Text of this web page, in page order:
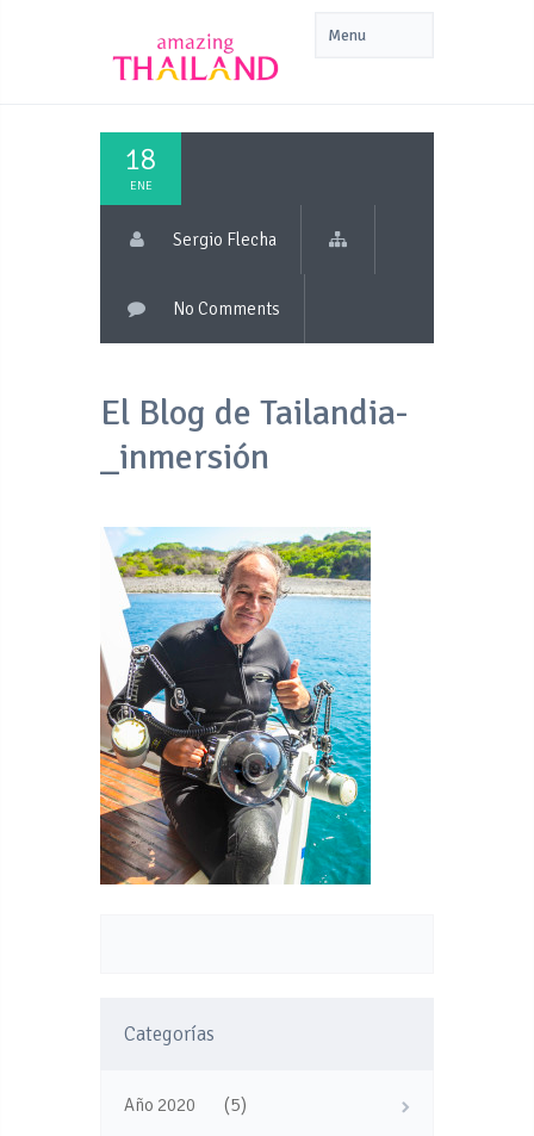
18
ENE
Sergio Flecha
No Comments
El Blog de Tailandia-
_inmersión
Categorías
Año 2020 (5)